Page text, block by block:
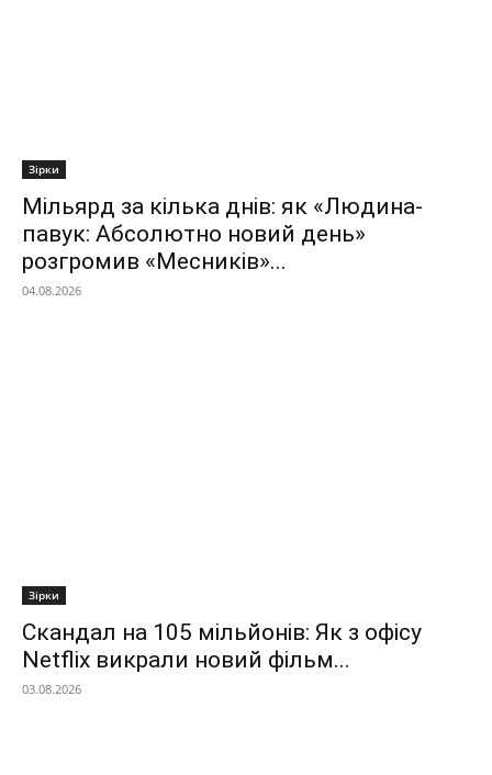
Зірки
Мільярд за кілька днів: як «Людина-
павук: Абсолютно новий день»
розгромив «Месників»...
04.08.2026
Зірки
Скандал на 105 мільйонів: Як з офісу
Netflix викрали новий фільм...
03.08.2026